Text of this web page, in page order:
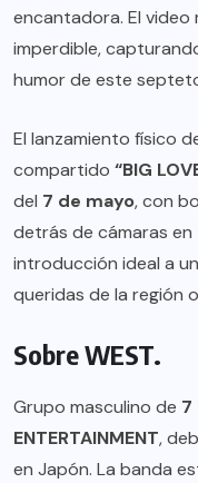
encantadora. El video
imperdible,
humor de este
El lanzamiento físico
compartido “BIG
del 7 de mayo, con
detrás de cámaras en
introducción ideal a
queridas de la región
Sobre WEST.
Grupo masculino de 7
ENTERTAINMENT,
en Japón. La banda